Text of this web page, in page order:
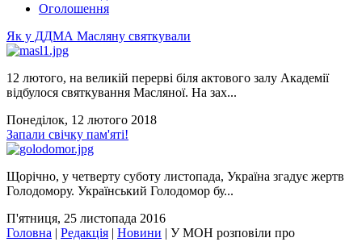
Оголошення
Як у ДДМА Масляну святкували
12 лютого, на великій перерві біля актового залу Академії
відбулося святкування Масляної. На зах...
Понеділок, 12 лютого 2018
Запали свічку пам'яті!
Щорічно, у четверту суботу листопада, Україна згадує жертв
Голодомору. Український Голодомор бу...
П'ятниця, 25 листопада 2016
Головна | Редакція | Новини | У МОН розповіли про